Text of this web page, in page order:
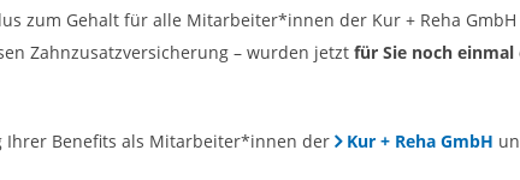
zum Gehalt für alle Mitarbeiter*innen der Kur + Reha
Zahnzusatzversicherung – wurden jetzt für Sie noch
Ihrer Benefits als Mitarbeiter*innen der Kur + Reha GmbH